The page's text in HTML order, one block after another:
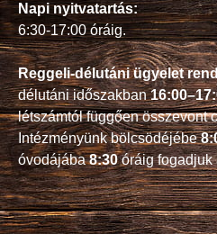
Napi nyitvatartás:
6:30-17:00 óráig.
Reggeli-délutáni ügyelet
délutáni időszakban
létszámtól függően összevont
Intézményünk bölcsödéjébe
óvodájába8:30óráig fogadjuk